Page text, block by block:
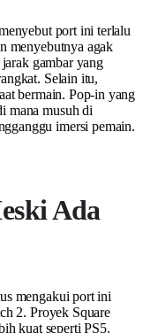
port ini terlalu
menyebutnya agak
gambar yang
Selain itu,
bermain. Pop-in yang
mana musuh di
imersi pemain.
Ada
mengakui port ini
2. Proyek Square
kuat seperti PS5.